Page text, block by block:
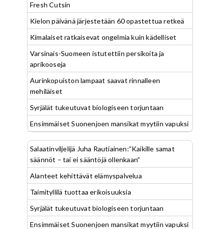
Fresh Cutsin
Kielon päivänä järjestetään 60 opastettua retkeä
Kimalaiset ratkaisevat ongelmia kuin kädelliset
Varsinais-Suomeen istutettiin persikoita ja
aprikooseja
Aurinkopuiston lampaat saavat rinnalleen
mehiläiset
Syrjälät tukeutuvat biologiseen torjuntaan
Ensimmäiset Suonenjoen mansikat myytiin vapuksi
Salaatinviljelijä Juha Rautiainen:”Kaikille samat
säännöt – tai ei sääntöjä ollenkaan”
Alanteet kehittävät elämyspalvelua
Taimityllilä tuottaa erikoisuuksia
Syrjälät tukeutuvat biologiseen torjuntaan
Ensimmäiset Suonenjoen mansikat myytiin vapuksi